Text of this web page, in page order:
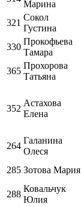
Марина
321
Сокол
Густина
330
Прокофьева
Тамара
365
Прохорова
Татьяна
352
Астахова
Елена
264
Галанина
Олеся
285 Зотова Мария
288
Ковальчук
Юлия